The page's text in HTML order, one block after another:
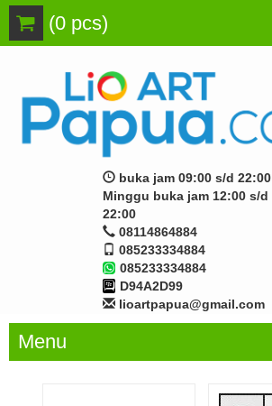
buka jam 09:00 s/d 22:00
Minggu buka jam 12:00 s/d
22:00
08114864884
085233334884
085233334884
D94A2D99
lioartpapua@gmail.com
(0 pcs)
Menu